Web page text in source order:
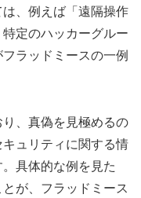
、例えば「遠隔操作
定のハッカーグルー
ラッドミースの一例
、真偽を見極めるの
ュリティに関する情
具体的な例を見た
が、フラッドミース